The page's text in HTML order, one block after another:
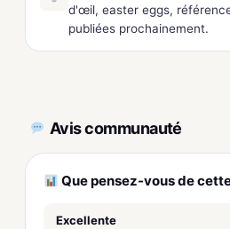
d'œil, easter eggs,
publiées prochainement.
Avis communauté
Que pensez-vous de
Excellente